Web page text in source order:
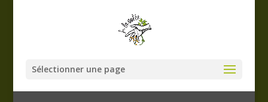
Sélectionner une page